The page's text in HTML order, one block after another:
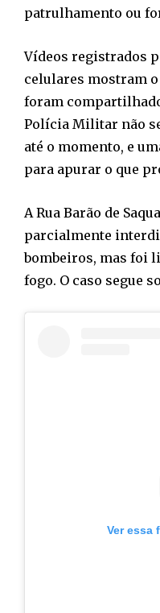
patrulhamento ou
Vídeos registrados
celulares mostram
foram
Polícia Militar não
até o momento, e
para apurar o que
A Rua Barão de
parcialmente
bombeiros, mas foi
fogo. O caso segue
Ver essa